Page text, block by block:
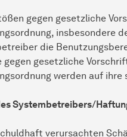
gegen gesetzliche
insbesondere
die
gegen gesetzliche
werden auf
Systembetreibers/
verursachten